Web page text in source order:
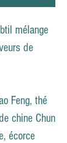
mélange
de
Feng, thé
chine Chun
écorce